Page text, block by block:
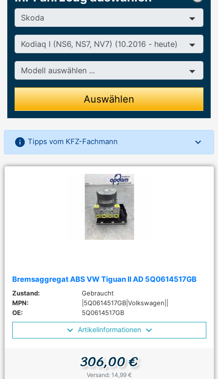
Hersteller
Baureihe
Modell
Auswählen
info Tipps vom KFZ-Fachmann
Bremsaggregat ABS VW Tiguan II AD 5Q0614517GB
Zustand:
Gebraucht
MPN:
|5Q0614517GB|Volkswagen||
OE:
5Q0614517GB
Artikelinformationen
306,00 €
Versand: 14,99 €